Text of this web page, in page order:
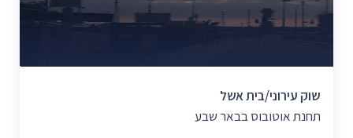
שוק עירוני/בית אשל
תחנת אוטובוס בבאר שבע